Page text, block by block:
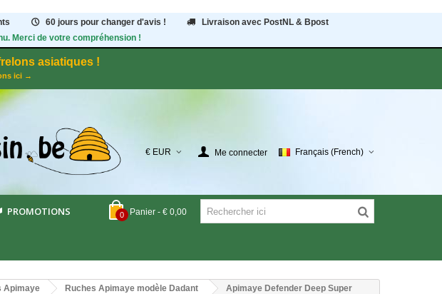
60 jours pour changer d'avis !
Livraison avec PostNL & Bpost
Merci de votre compréhension !
asiatiques !
ici →
€ EUR Me connecter Français (French)
0 Panier - € 0,00
PROMOTIONS
Apimaye Ruches Apimaye modèle Dadant
Apimaye Defender Deep Super